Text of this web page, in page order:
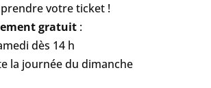
votre ticket !
gratuit :
dès 14 h
la journée du dimanche